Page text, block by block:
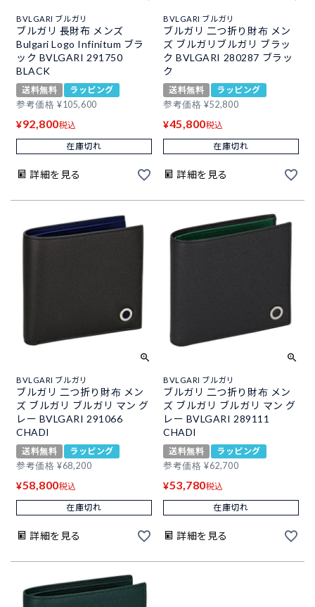
BVLGARI ブルガリ
ブルガリ 長財布 メンズ
Bulgari Logo Infinitum ブラ
ック BVLGARI 291750
BLACK
送料無料
ラッピング
参考価格 ¥105,600
¥92,800税込
在庫切れ
詳細を見る
BVLGARI ブルガリ
ブルガリ 二つ折り財布 メン
ズ ブルガリブルガリ ブラッ
ク BVLGARI 280287 ブラッ
ク
送料無料
ラッピング
参考価格 ¥52,800
¥45,800税込
在庫切れ
詳細を見る
BVLGARI ブルガリ
ブルガリ 二つ折り財布 メン
ズ ブルガリ ブルガリ マン グ
レー BVLGARI 291066
CHADI
送料無料
ラッピング
参考価格 ¥68,200
¥58,800税込
在庫切れ
詳細を見る
BVLGARI ブルガリ
ブルガリ 二つ折り財布 メン
ズ ブルガリ ブルガリ マン グ
レー BVLGARI 289111
CHADI
送料無料
ラッピング
参考価格 ¥62,700
¥53,780税込
在庫切れ
詳細を見る